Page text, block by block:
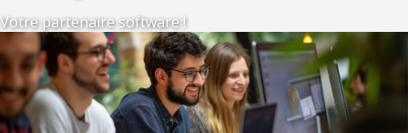
Votre partenaire software !